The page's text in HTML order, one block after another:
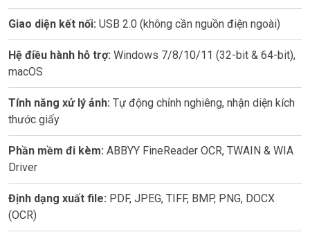
Giao diện kết nối: USB 2.0 (không cần nguồn điện ngoài)
Hệ điều hành hỗ trợ: Windows 7/8/10/11 (32-bit & 64-bit),
macOS
Tính năng xử lý ảnh: Tự động chỉnh nghiêng, nhận diện kích
thước giấy
Phần mềm đi kèm: ABBYY FineReader OCR, TWAIN & WIA
Driver
Định dạng xuất file: PDF, JPEG, TIFF, BMP, PNG, DOCX
(OCR)